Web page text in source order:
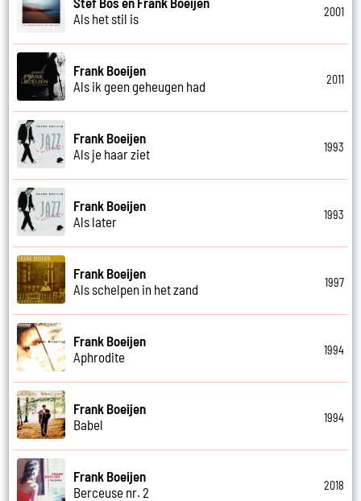
Als het stil is
2001
Frank Boeijen
Als ik geen geheugen had
2011
Frank Boeijen
Als je haar ziet
1993
Frank Boeijen
Als later
1993
Frank Boeijen
Als schelpen in het zand
1997
Frank Boeijen
Aphrodite
1994
Frank Boeijen
Babel
1994
Frank Boeijen
Berceuse nr. 2
2018